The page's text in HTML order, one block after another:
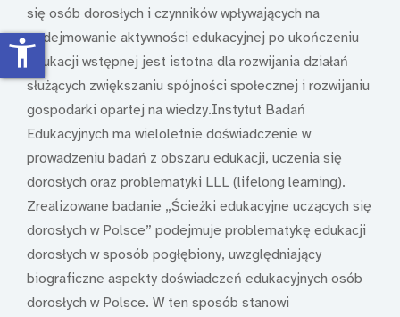
się osób dorosłych i czynników wpływających na
podejmowanie aktywności edukacyjnej po ukończeniu
edukacji wstępnej jest istotna dla rozwijania działań
służących zwiększaniu spójności społecznej i rozwijaniu
gospodarki opartej na wiedzy.Instytut Badań
Edukacyjnych ma wieloletnie doświadczenie w
prowadzeniu badań z obszaru edukacji, uczenia się
dorosłych oraz problematyki LLL (lifelong learning).
Zrealizowane badanie „Ścieżki edukacyjne uczących się
dorosłych w Polsce” podejmuje problematykę edukacji
dorosłych w sposób pogłębiony, uwzględniający
biograficzne aspekty doświadczeń edukacyjnych osób
dorosłych w Polsce. W ten sposób stanowi
accessibility_new